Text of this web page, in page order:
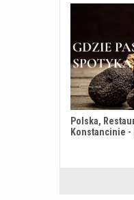
Polska,
Konstancinie